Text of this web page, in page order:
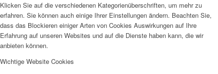
Klicken Sie auf die verschiedenen Kategorienüberschriften, um mehr zu
erfahren. Sie können auch einige Ihrer Einstellungen ändern. Beachten Sie,
dass das Blockieren einiger Arten von Cookies Auswirkungen auf Ihre
Erfahrung auf unseren Websites und auf die Dienste haben kann, die wir
anbieten können.
Wichtige Website Cookies